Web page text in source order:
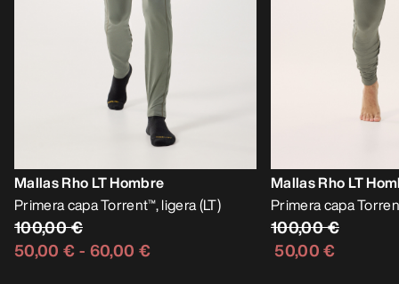
Mallas Rho LT Hombre
Primera capa Torrent™, ligera (LT)
100,00 €
50,00 €- 60,00 €
Mallas Rho LT
Primera capa
100,00 €
50,00 €